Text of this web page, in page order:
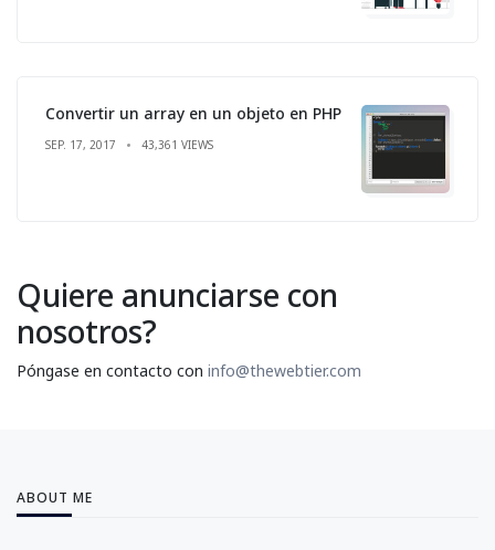
Convertir un array en un objeto en PHP
SEP. 17, 2017 43,361 VIEWS
Quiere anunciarse con
nosotros?
Póngase en contacto con info@thewebtier.com
ABOUT ME